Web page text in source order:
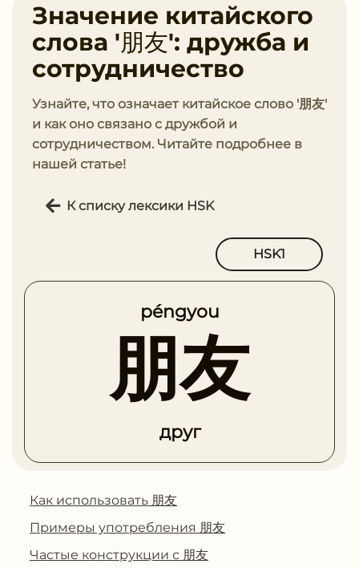
Значение китайского
слова '朋友': дружба и
сотрудничество
Узнайте, что означает китайское слово '朋友'
и как оно связано с дружбой и
сотрудничеством. Читайте подробнее в
нашей статье!
К списку лексики HSK
HSK1
péngyou
朋友
друг
Как использовать 朋友
Примеры употребления 朋友
Частые конструкции с 朋友